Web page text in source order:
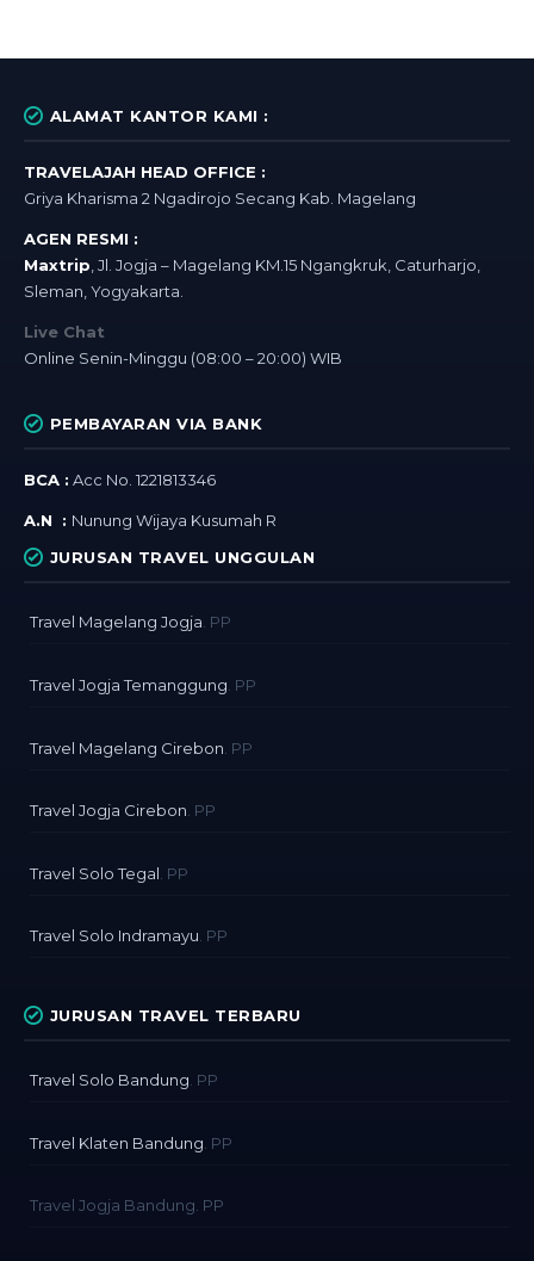
ALAMAT KANTOR KAMI :
TRAVELAJAH HEAD OFFICE :
Griya Kharisma 2 Ngadirojo Secang Kab. Magelang
AGEN RESMI :
Maxtrip, Jl. Jogja – Magelang KM.15 Ngangkruk, Caturharjo,
Sleman, Yogyakarta.
Live Chat
Online Senin-Minggu (08:00 – 20:00) WIB
PEMBAYARAN VIA BANK
BCA : Acc No. 1221813346
A.N : Nunung Wijaya Kusumah R
JURUSAN TRAVEL UNGGULAN
Travel Magelang Jogja. PP
Travel Jogja Temanggung . PP
Travel Magelang Cirebon . PP
Travel Jogja Cirebon . PP
Travel Solo Tegal . PP
Travel Solo Indramayu. PP
JURUSAN TRAVEL TERBARU
Travel Solo Bandung . PP
Travel Klaten Bandung . PP
Travel Jogja Bandung. PP